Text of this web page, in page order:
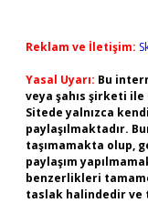
Reklam ve İletişim:
Yasal Uyarı: Bu
veya şahıs şirketi
Sitede yalnızca
paylaşılmaktadır.
taşımamakta olup,
paylaşım
benzerlikleri
taslak halindedir ve